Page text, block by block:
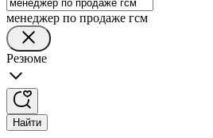
менеджер по продаже гсм
Резюме
Найти